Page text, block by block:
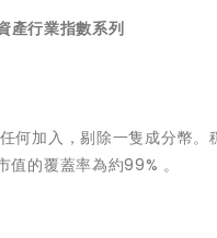
產行業指數系列
何加入，剔除一隻成分幣
的覆蓋率為約99% 。